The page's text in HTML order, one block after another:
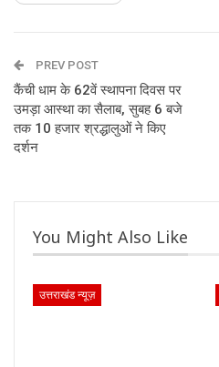
PREV POST
कैंची धाम के 62वें स्थापना दिवस पर
उमड़ा आस्था का सैलाब, सुबह 6 बजे
तक 10 हजार श्रद्धालुओं ने किए
दर्शन
You Might Also Like
उत्तराखंड न्यूज़